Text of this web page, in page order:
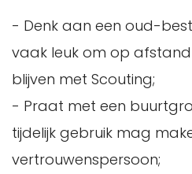
- Denk aan een oud-
vaak leuk om op
blijven met Scouting;
- Praat met een
tijdelijk gebruik mag
vertrouwenspersoon;